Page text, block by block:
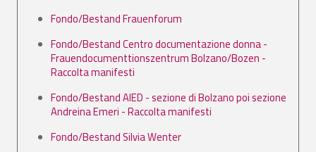
Fondo/Bestand Frauenforum
Fondo/Bestand Centro documentazione donna -
Frauendocumenttionszentrum Bolzano/Bozen -
Raccolta manifesti
Fondo/Bestand AIED - sezione di Bolzano poi sezione
Andreina Emeri - Raccolta manifesti
Fondo/Bestand Silvia Wenter